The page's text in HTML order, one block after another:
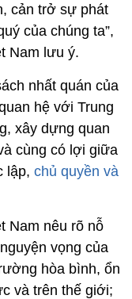
cản trở sự phát
của chúng ta”,
Nam lưu ý.
nhất quán của
hệ với Trung
xây dựng quan
cùng có lợi giữa
lập, chủ quyền và
Nam nêu rõ nỗ
vọng của
hòa bình, ổn
và trên thế giới;